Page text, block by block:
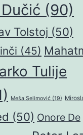
(90)
Tolstoj (50)
(45)
Tulije
Meša Selimović (19)
(50) Onore De